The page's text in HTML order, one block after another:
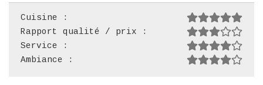
Cuisine :
Rapport qualité / prix :
Service :
Ambiance :